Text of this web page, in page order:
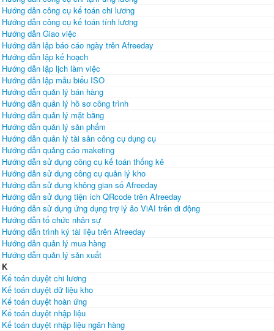
Hướng dẫn công cụ kế toán chi lương
Hướng dẫn công cụ kế toán tính lương
Hướng dẫn Giao việc
Hướng dẫn lập báo cáo ngày trên Afreeday
Hướng dẫn lập kế hoạch
Hướng dẫn lập lịch làm việc
Hướng dẫn lập mẫu biểu ISO
Hướng dẫn quản lý bán hàng
Hướng dẫn quản lý hồ sơ công trình
Hướng dẫn quản lý mặt bằng
Hướng dẫn quản lý sản phẩm
Hướng dẫn quản lý tài sản công cụ dụng cụ
Hướng dẫn quảng cáo maketing
Hướng dẫn sử dụng công cụ kế toán thống kê
Hướng dẫn sử dụng công cụ quản lý kho
Hướng dẫn sử dụng không gian số Afreeday
Hướng dẫn sử dụng tiện ích QRcode trên Afreeday
Hướng dẫn sử dụng ứng dụng trợ lý ảo ViAI trên di động
Hướng dẫn tổ chức nhân sự
Hướng dẫn trình ký tài liệu trên Afreeday
Hướng dẫn quản lý mua hàng
Hướng dẫn quản lý sản xuất
K
Kế toán duyệt chi lương
Kế toán duyệt dữ liệu kho
Kế toán duyệt hoàn ứng
Kế toán duyệt nhập liệu
Kế toán duyệt nhập liệu ngân hàng